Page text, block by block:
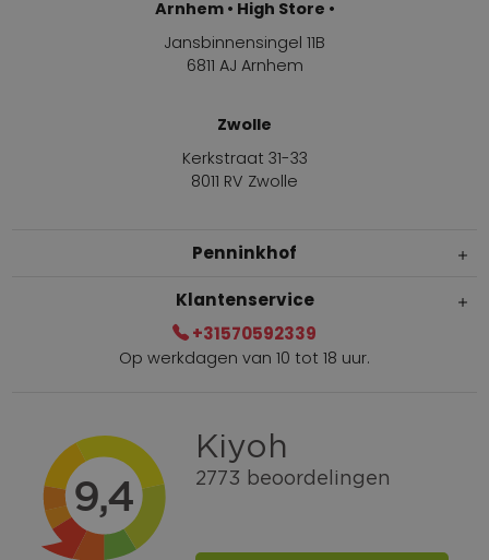
Arnhem • High Store •
Jansbinnensingel 11B
6811 AJ Arnhem
Zwolle
Kerkstraat 31-33
8011 RV Zwolle
Penninkhof
Gratis verzending vanaf € 100,=
Bel +31570592339
Spaarpunten
Klantenservice
+31570592339
Op werkdagen van 10 tot 18 uur.